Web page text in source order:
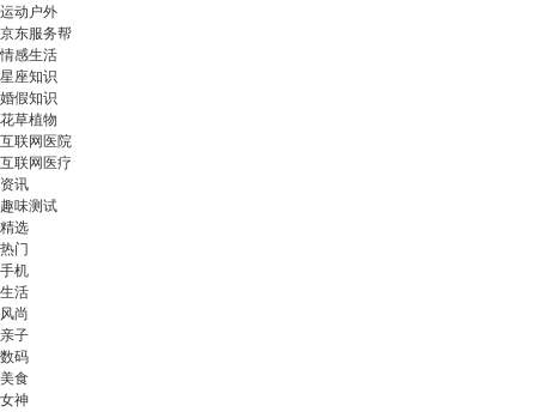
运动户外
京东服务帮
情感生活
星座知识
婚假知识
花草植物
互联网医院
互联网医疗
资讯
趣味测试
精选
热门
手机
生活
风尚
亲子
数码
美食
女神